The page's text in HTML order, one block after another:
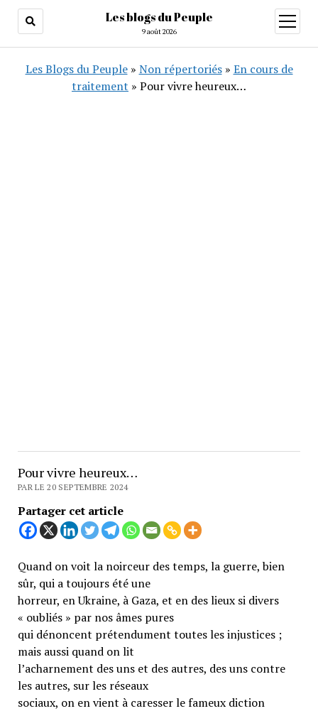
Les blogs du Peuple
9 août 2026
ouvrir
menu
Les Blogs du Peuple» Non répertoriés» En cours de
traitement » Pour vivre heureux…
Pour vivre heureux…
PAR LE 20 SEPTEMBRE 2024
Partager cet article
Quand on voit la noirceur des temps, la guerre, bien
sûr, qui a toujours été une
horreur, en Ukraine, à Gaza, et en des lieux si divers
« oubliés » par nos âmes pures
qui dénoncent prétendument toutes les injustices ;
mais aussi quand on lit
l’acharnement des uns et des autres, des uns contre
les autres, sur les réseaux
sociaux, on en vient à caresser le fameux diction